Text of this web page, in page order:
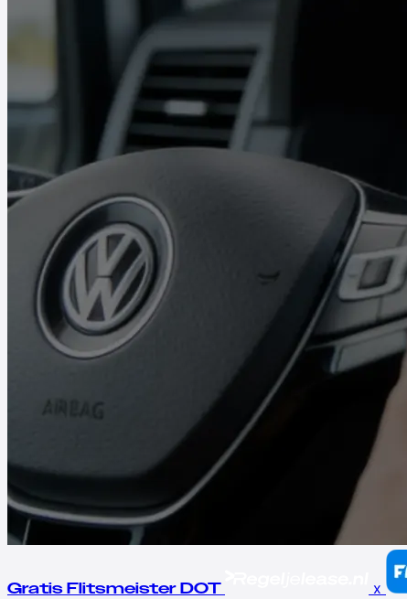
Gratis Flitsmeister DOT x